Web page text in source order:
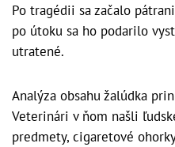
Po tragédii sa začalo
po útoku sa ho podarilo
utratené.
Analýza obsahu žalúdka
Veterinári v ňom našli
predmety, cigaretové